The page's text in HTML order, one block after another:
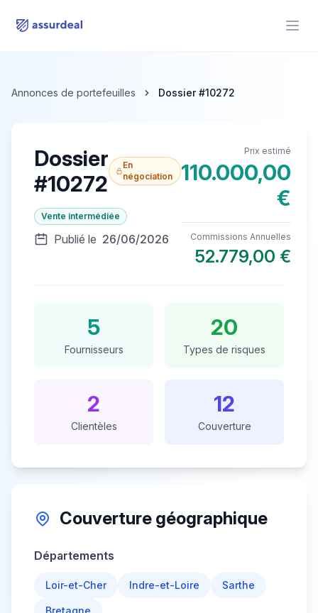
assurdeal
Annonces de portefeuilles Dossier #10272
Dossier
#10272
En
négociation
Vente intermédiée
Publié le 26/06/2026
Prix estimé
110.000,00
€
Commissions Annuelles
52.779,00 €
5
Fournisseurs
20
Types de risques
2
Clientèles
12
Couverture
Couverture géographique
Départements
Loir-et-Cher Indre-et-Loire Sarthe
Bretagne